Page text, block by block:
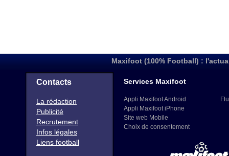
Maxifoot (100% Football) :
Contacts
La rédaction
Publicité
Recrutement
Infos légales
Liens football
Services Maxifoot
Appli Maxifoot Android
Appli Maxifoot iPhone
Site web Mobile
Choix de consentement